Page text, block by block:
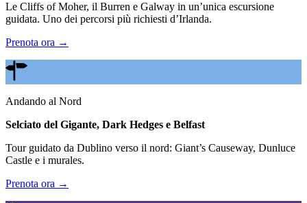
Le Cliffs of Moher, il Burren e Galway in un’unica escursione
guidata. Uno dei percorsi più richiesti d’Irlanda.
Prenota ora →
Andando al Nord
Selciato del Gigante, Dark Hedges e Belfast
Tour guidato da Dublino verso il nord: Giant’s Causeway, Dunluce
Castle e i murales.
Prenota ora →